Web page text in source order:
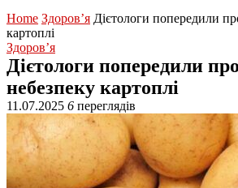
Home Здоров’я Дієтологи попередили
картоплі
Здоров’я
Дієтологи попередили
небезпеку картоплі
11.07.2025 6 переглядів